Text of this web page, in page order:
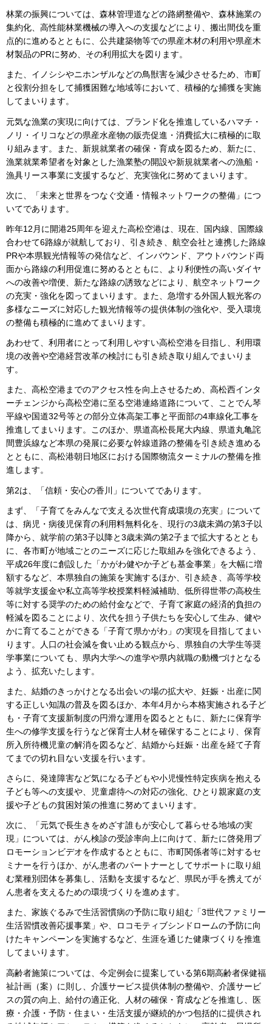
林業の振興については、森林管理道などの路網整備や、森林施業の
集約化、高性能林業機械の導入への支援などにより、搬出間伐を重
点的に進めるとともに、公共建築物等での県産木材の利用や県産木
材製品のPRに努め、その利用拡大を図ります。
また、イノシシやニホンザルなどの鳥獣害を減少させるため、市町
と役割分担をして捕獲困難な地域等において、積極的な捕獲を実施
してまいります。
元気な漁業の実現に向けては、ブランド化を推進しているハマチ・
ノリ・イリコなどの県産水産物の販売促進・消費拡大に積極的に取
り組みます。また、新規就業者の確保・育成を図るため、新たに、
漁業就業希望者を対象とした漁業塾の開設や新規就業者への漁船・
漁具リース事業に支援するなど、充実強化に努めてまいります。
次に、「未来と世界をつなぐ交通・情報ネットワークの整備」につ
いてであります。
昨年12月に開港25周年を迎えた高松空港は、現在、国内線、国際線
合わせて6路線が就航しており、引き続き、航空会社と連携した路線
PRや本県観光情報等の発信など、インバウンド、アウトバウンド両
面から路線の利用促進に努めるとともに、より利便性の高いダイヤ
への改善や増便、新たな路線の誘致などにより、航空ネットワーク
の充実・強化を図ってまいります。また、急増する外国人観光客の
多様なニーズに対応した観光情報等の提供体制の強化や、受入環境
の整備も積極的に進めてまいります。
あわせて、利用者にとって利用しやすい高松空港を目指し、利用環
境の改善や空港経営改革の検討にも引き続き取り組んでまいりま
す。
また、高松空港までのアクセス性を向上させるため、高松西インタ
ーチェンジから高松空港に至る空港連絡道路について、ことでん琴
平線や国道32号等との部分立体高架工事と平面部の4車線化工事を
推進してまいります。このほか、県道高松長尾大内線、県道丸亀詫
間豊浜線など本県の発展に必要な幹線道路の整備を引き続き進める
とともに、高松港朝日地区における国際物流ターミナルの整備を推
進します。
第2は、「信頼・安心の香川」についてであります。
まず、「子育てをみんなで支える次世代育成環境の充実」について
は、病児・病後児保育の利用料無料化を、現行の3歳未満の第3子以
降から、就学前の第3子以降と3歳未満の第2子まで拡大するととも
に、各市町が地域ごとのニーズに応じた取組みを強化できるよう、
平成26年度に創設した「かがわ健やか子ども基金事業」を大幅に増
額するなど、本県独自の施策を実施するほか、引き続き、高等学校
等就学支援金や私立高等学校授業料軽減補助、低所得世帯の高校生
等に対する奨学のための給付金などで、子育て家庭の経済的負担の
軽減を図ることにより、次代を担う子供たちを安心して生み、健や
かに育てることができる「子育て県かがわ」の実現を目指してまい
ります。人口の社会減を食い止める観点から、県独自の大学生等奨
学事業についても、県内大学への進学や県内就職の動機づけとなる
よう、拡充いたします。
また、結婚のきっかけとなる出会いの場の拡大や、妊娠・出産に関
する正しい知識の普及を図るほか、本年4月から本格実施される子ど
も・子育て支援新制度の円滑な運用を図るとともに、新たに保育学
生への修学支援を行うなど保育士人材を確保することにより、保育
所入所待機児童の解消を図るなど、結婚から妊娠・出産を経て子育
てまでの切れ目ない支援を行います。
さらに、発達障害など気になる子どもや小児慢性特定疾病を抱える
子ども等への支援や、児童虐待への対応の強化、ひとり親家庭の支
援や子どもの貧困対策の推進に努めてまいります。
次に、「元気で長生きをめざす誰もが安心して暮らせる地域の実
現」については、がん検診の受診率向上に向けて、新たに啓発用プ
ロモーションビデオを作成するとともに、市町関係者等に対するセ
ミナーを行うほか、がん患者のパートナーとしてサポートに取り組
む業種別団体を募集し、活動を支援するなど、県民が手を携えてが
ん患者を支えるための環境づくりを進めます。
また、家族ぐるみで生活習慣病の予防に取り組む「3世代ファミリー
生活習慣改善応援事業」や、ロコモティブシンドロームの予防に向
けたキャンペーンを実施するなど、生涯を通じた健康づくりを推進
してまいります。
高齢者施策については、今定例会に提案している第6期高齢者保健福
祉計画（案）に則し、介護サービス提供体制の整備や、介護サービ
スの質の向上、給付の適正化、人材の確保・育成などを推進し、医
療・介護・予防・住まい・生活支援が継続的かつ包括的に提供され